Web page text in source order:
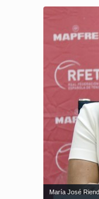
María José